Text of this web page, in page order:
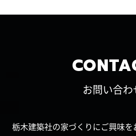
お問い合わ
栃木建築社の家づくりにご興味